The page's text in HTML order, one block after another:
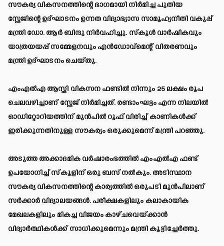
സൗകര്യ വികസനത്തിന്റെ ഭാഗമായി നിർമിച്ച പുതിയ
സ്റ്റേജിന്റെ ഉദ്ഘാടനം ഉന്നത വിദ്യാഭ്യാസ സാമൂഹ്യനീതി വകുപ്പ്
മന്ത്രി ഡോ. ആർ ബിന്ദു നിർവഹിച്ചു. സ്കൂൾ വാർഷികവും
യാത്രയയപ്പ് സമ്മേളനവും എൻഡോവ്മെന്റ് വിതരണവും
മന്ത്രി ഉദ്ഘാടനം ചെയ്തു.
എംഎൽഎ ആസ്തി വികസന ഫണ്ടിൽ നിന്നും 25 ലക്ഷം രൂപ
ചെലവഴിച്ചാണ് സ്റ്റേജ് നിർമിച്ചത്. രണ്ടാംഘട്ടം എന്ന നിലയിൽ
ഓഡിറ്റോറിയത്തിന് മുൻപിൽ റൂഫ് വിരിച്ച് കാണികൾക്ക്
ഇരിക്കുന്നതിനുള്ള സൗകര്യം ഒരുക്കുമെന്ന് മന്ത്രി പറഞ്ഞു.
അടുത്ത അക്കാദമിക വർഷാരംഭത്തിൽ എംഎൽഎ ഫണ്ട്
ഉപയോഗിച്ച് സ്കൂളിന് ഒരു ബസ് നൽകും. അടിസ്ഥാന
സൗകര്യ വികസനത്തിന്റെ കാര്യത്തിൽ ഒരുപടി മുൻപിലാണ്
സർക്കാർ വിദ്യാലയങ്ങൾ. പരീക്ഷകളിലും കലാകായിക
മേഖലകളിലും മികച്ച വിജയം കാഴ്ചവെയ്ക്കാൻ
വിദ്യാർത്ഥികൾക്ക് സാധിക്കുമെന്നും മന്ത്രി കൂട്ടിച്ചേർത്തു.